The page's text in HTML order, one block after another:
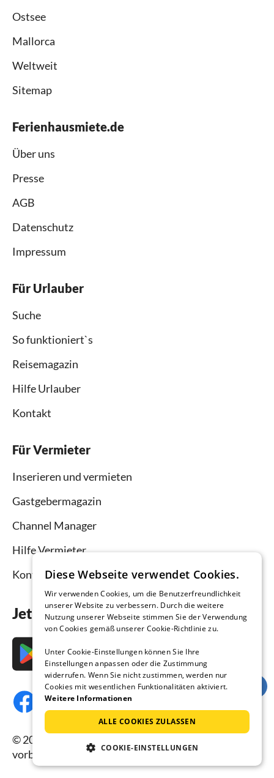
Ostsee
Mallorca
Weltweit
Sitemap
Ferienhausmiete.de
Über uns
Presse
AGB
Datenschutz
Impressum
Für Urlauber
Suche
So funktioniert`s
Reisemagazin
Hilfe Urlauber
Kontakt
Für Vermieter
Inserieren und vermieten
Gastgebermagazin
Channel Manager
Hilfe Vermieter
Kontakt
Jetzt die App downloaden
© 2026 Ferienhausmiete.de, alle Rechte
vorbehalten.
Diese Webseite verwendet Cookies.
Wir verwenden Cookies, um die Benutzerfreundlichkeit
unserer Website zu verbessern. Durch die weitere
Nutzung unserer Webseite stimmen Sie der Verwendung
von Cookies gemäß unserer Cookie-Richtlinie zu.
Unter Cookie-Einstellungen können Sie Ihre
Einstellungen anpassen oder die Zustimmung
widerrufen. Wenn Sie nicht zustimmen, werden nur
Cookies mit wesentlichen Funktionalitäten aktiviert.
Weitere Informationen
ALLE COOKIES ZULASSEN
COOKIE-EINSTELLUNGEN